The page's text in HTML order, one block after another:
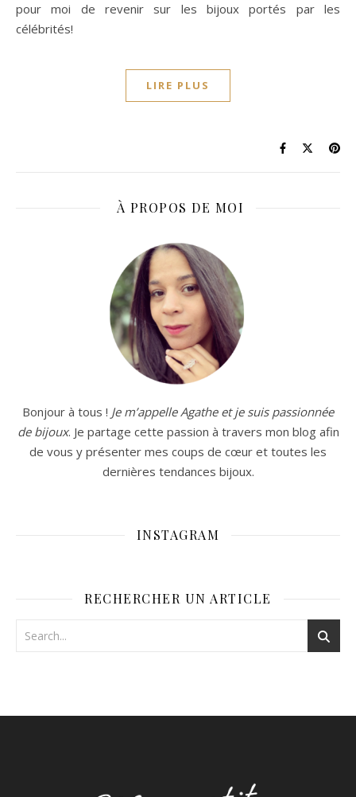
pour moi de revenir sur les bijoux portés par les
célébrités!
LIRE PLUS
À PROPOS DE MOI
Bonjour à tous ! Je m’appelle Agathe et je suis passionnée
de bijoux. Je partage cette passion à travers mon blog afin
de vous y présenter mes coups de cœur et toutes les
dernières tendances bijoux.
INSTAGRAM
RECHERCHER UN ARTICLE